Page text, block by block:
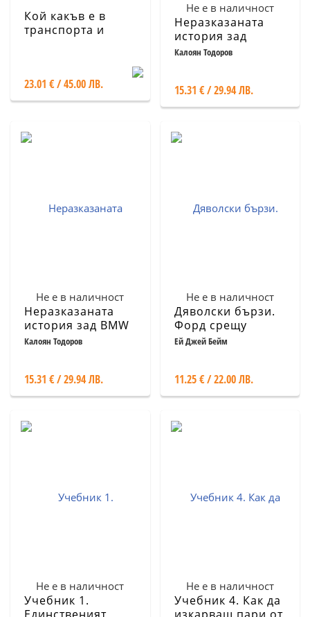
Кой какъв е в
транспорта и
справочник
23.01 € / 45.00 ЛВ.
Не е в наличност
Неразказаната
история зад
Volkswagen
Калоян Тодоров
15.31 € / 29.94 ЛВ.
Не е в наличност
Неразказаната
история зад BMW
Калоян Тодоров
15.31 € / 29.94 ЛВ.
Не е в наличност
Дяволски бързи.
Форд срещу
Ферари в битката
Ман“
Ей Джей Бейм
11.25 € / 22.00 ЛВ.
Не е в наличност
Учебник 1.
Не е в наличност
Учебник 4. Как да